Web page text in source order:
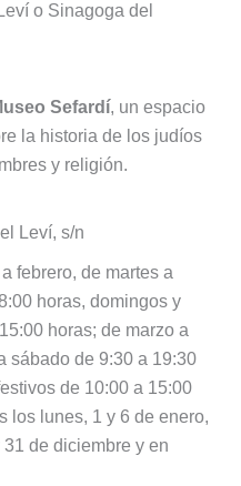
o Sinagoga del
Sefardí, un espacio
la historia de los judíos
y religión.
Leví, s/n
febrero, de martes a
horas, domingos y
horas; de marzo a
sábado de 9:30 a 19:30
de 10:00 a 15:00
los lunes, 1 y 6 de enero,
de diciembre y en